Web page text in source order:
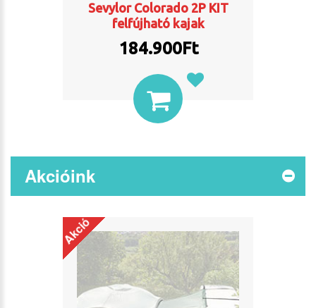
Sevylor Colorado 2P KIT
felfújható kajak
184.900Ft
Akcióink
Akció